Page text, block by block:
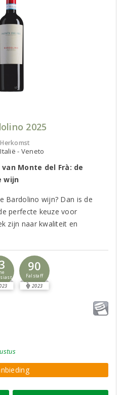
2025
Herkomst
Italië - Veneto
Monte del Frà: de
wijn
Bardolino wijn? Dan is de
perfecte keuze voor
zijn naar kwaliteit en
90
Falstaff
2023